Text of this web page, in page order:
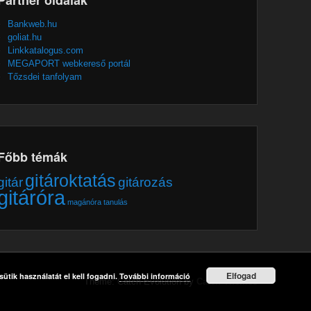
Bankweb.hu
goliat.hu
Linkkatalogus.com
MEGAPORT webkereső portál
Tőzsdei tanfolyam
témák
gitároktatásgitározás
magánóra tanulás
Theme: Catch Evolution by Catch Themes
használatát el kell fogadni.További információ Elfogad